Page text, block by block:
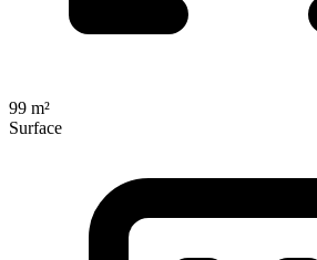
99 m²
Surface